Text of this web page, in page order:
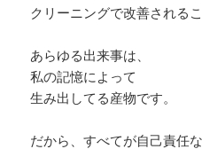
クリーニングで改善される
あらゆる出来事は、
私の記憶によって
生み出してる産物です。
だから、すべてが自己責任な